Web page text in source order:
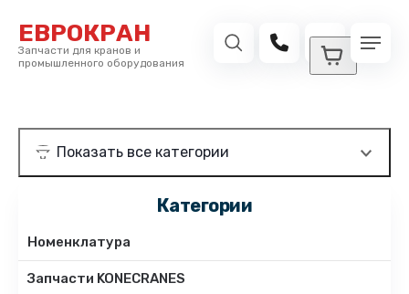
ЕВРОКРАН
Запчасти для кранов и
промышленного оборудования
Категории
Номенклатура
Запчасти KONECRANES